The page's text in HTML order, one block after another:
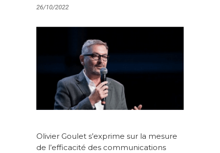
26/10/2022
Olivier Goulet s’exprime sur la mesure
de l’efficacité des communications